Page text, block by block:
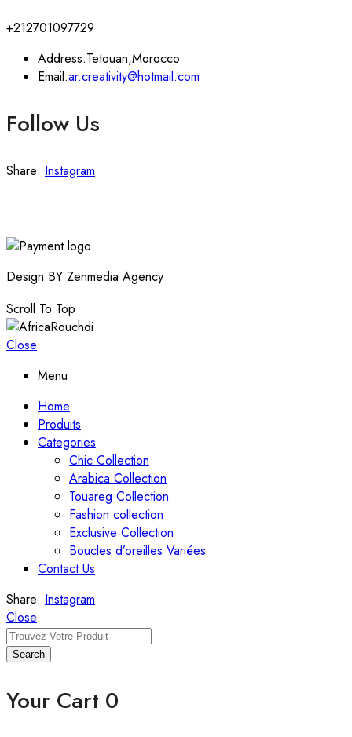
+212701097729
Address:Tetouan,Morocco
Email:ar.creativity@hotmail.com
Follow Us
Share: Instagram
Design BY Zenmedia Agency
Scroll To Top
Close
Menu
Home
Produits
Categories
Chic Collection
Arabica Collection
Touareg Collection
Fashion collection
Exclusive Collection
Boucles d’oreilles Variées
Contact Us
Share: Instagram
Close
Search
Your Cart 0